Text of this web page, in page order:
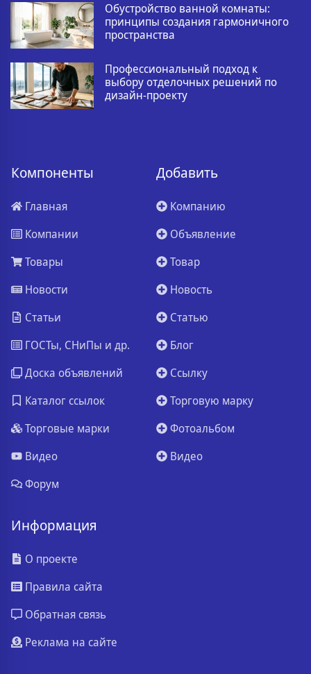
Обустройство ванной комнаты:
принципы создания гармоничного
пространства
Профессиональный подход к
выбору отделочных решений по
дизайн-проекту
Компоненты
Главная
Компании
Товары
Новости
Статьи
ГОСТы, СНиПы и др.
Доска объявлений
Каталог ссылок
Торговые марки
Видео
Форум
Добавить
Компанию
Объявление
Товар
Новость
Статью
Блог
Ссылку
Торговую марку
Фотоальбом
Видео
Информация
О проекте
Правила сайта
Обратная связь
Реклама на сайте